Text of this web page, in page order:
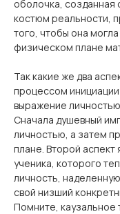
оболочка, созданная
костюм реальности,
того, чтобы она
физическом плане
Так какие же два
процессом
выражение
Сначала душевный
личностью, а затем
плане. Второй аспект
ученика, которого
личность,
свой низший
Помните, каузальное